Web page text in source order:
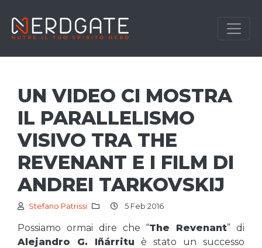
UN VIDEO CI MOSTRA
IL PARALLELISMO
VISIVO TRA THE
REVENANT E I FILM DI
ANDREI TARKOVSKIJ
Stefano Patrissi 5 Feb 2016
Possiamo ormai dire che “The Revenant” di
Alejandro G. Iñárritu è stato un successo